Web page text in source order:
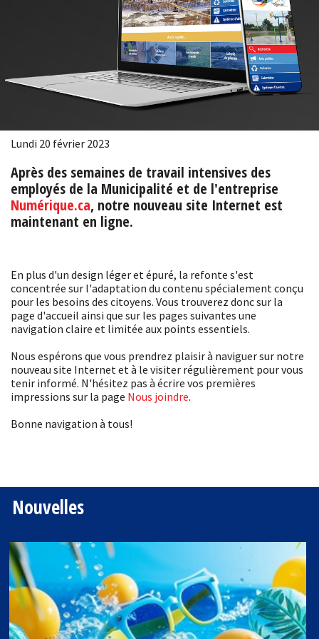
Lundi 20 février 2023
Après des semaines de travail intensives des
employés de la Municipalité et de l'entreprise
Numérique.ca, notre nouveau site Internet est
maintenant en ligne.
En plus d'un design léger et épuré, la refonte s'est
concentrée sur l'adaptation du contenu spécialement conçu
pour les besoins des citoyens. Vous trouverez donc sur la
page d'accueil ainsi que sur les pages suivantes une
navigation claire et limitée aux points essentiels.
Nous espérons que vous prendrez plaisir à naviguer sur notre
nouveau site Internet et à le visiter régulièrement pour vous
tenir informé. N'hésitez pas à écrire vos premières
impressions sur la page Nous joindre.
Bonne navigation à tous!
Nouvelles